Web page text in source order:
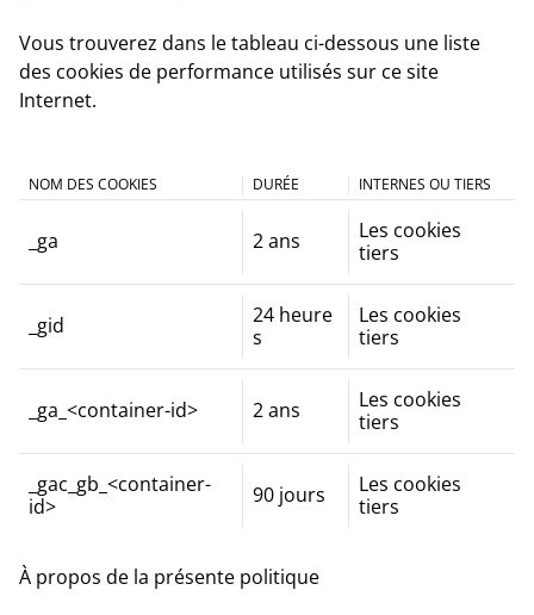
Vous trouverez dans le tableau ci-dessous une liste
des cookies de performance utilisés sur ce site
Internet.
NOM DES COOKIES DURÉE INTERNES OU TIERS
_ga 2 ans
Les cookies
tiers
_gid
24 heure
s
Les cookies
tiers
_ga_<container-id> 2 ans
Les cookies
tiers
_gac_gb_<container-
id>
90 jours
Les cookies
tiers
À propos de la présente politique